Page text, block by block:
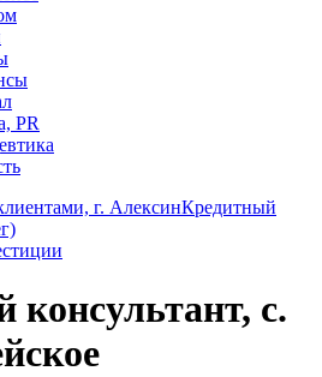
PR
г. АлексинКредитный
с.